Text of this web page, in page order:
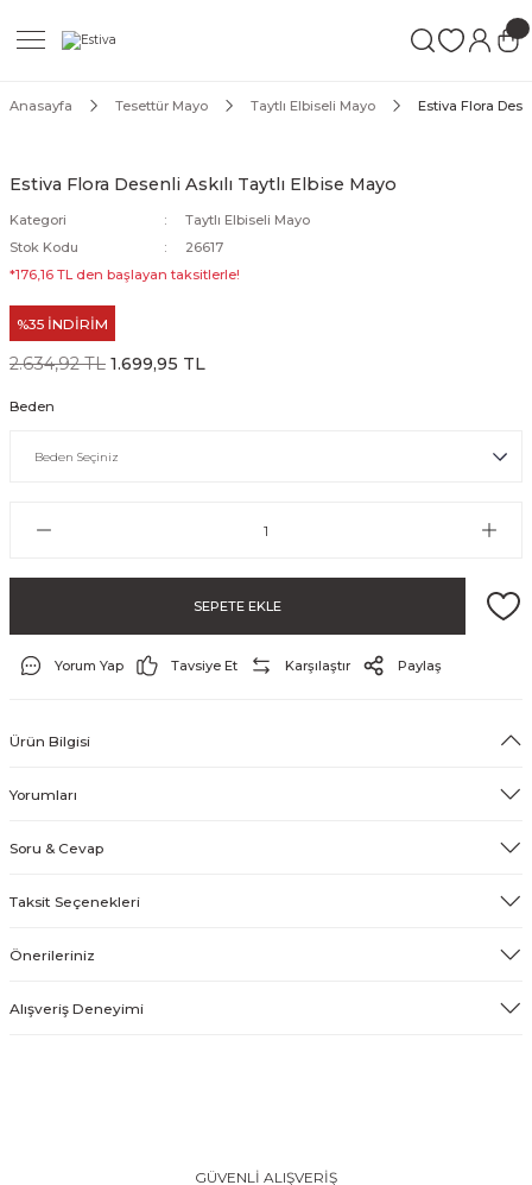
ve Şort
Anasayfa Tesettür Mayo Taytlı Elbiseli Mayo Estiva Flora
Estiva Flora Desenli Askılı Taytlı Elbise Mayo
Kategori
Taytlı Elbiseli Mayo
Stok Kodu
26617
*176,16 TL den başlayan taksitlerle!
%35 İNDİRİM
2.634,92 TL 1.699,95 TL
Beden
SEPETE EKLE
Yorum Yap Tavsiye Et Karşılaştır Paylaş
Ürün Bilgisi
Yorumları
Soru & Cevap
Taksit Seçenekleri
Önerileriniz
Alışveriş Deneyimi
GÜVENLİ ALIŞVERİŞ